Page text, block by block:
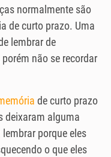
normalmente são
de curto prazo. Uma
lembrar de
não se recordar
de curto prazo
deixaram alguma
porque eles
o que eles